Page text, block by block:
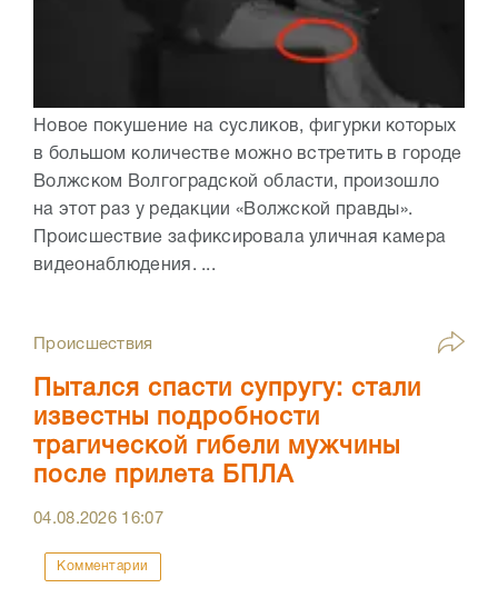
Новое покушение на сусликов, фигурки которых
в большом количестве можно встретить в городе
Волжском Волгоградской области, произошло
на этот раз у редакции «Волжской правды».
Происшествие зафиксировала уличная камера
видеонаблюдения. ...
Происшествия
Пытался спасти супругу: стали
известны подробности
трагической гибели мужчины
после прилета БПЛА
04.08.2026 16:07
Комментарии